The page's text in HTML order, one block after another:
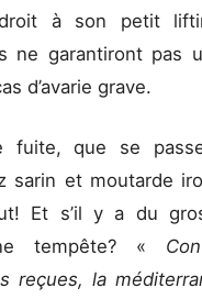
à son petit
ne garantiront pas
d’avarie grave.
que se
sarin et moutarde
Et s’il y a du
tempête? «
reçues, la